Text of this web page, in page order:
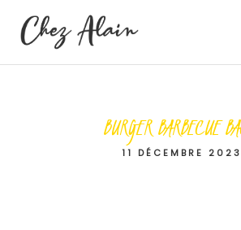
BURGER BARBECUE
11 DÉCEMBRE 2023